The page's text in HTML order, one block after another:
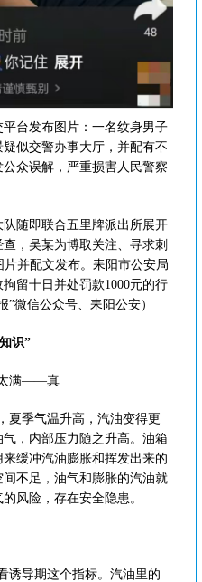
台发布图片：一名纹身男子
似交警办事大厅，并配有不
众误解，严重损害人民警察
随即联合五里牌派出所展开
，吴某为博取关注、寻求刺
并配文发布。耒阳市公安局
留十日并处罚款1000元的行
”微信公众号、耒阳公安）
识”
太满——真
季气温升高，汽油变得更
，内部压力随之升高。油箱
缓冲汽油膨胀和挥发出来的
不足，油气和膨胀的汽油就
风险，存在安全隐患。
导期这个指标。汽油里的